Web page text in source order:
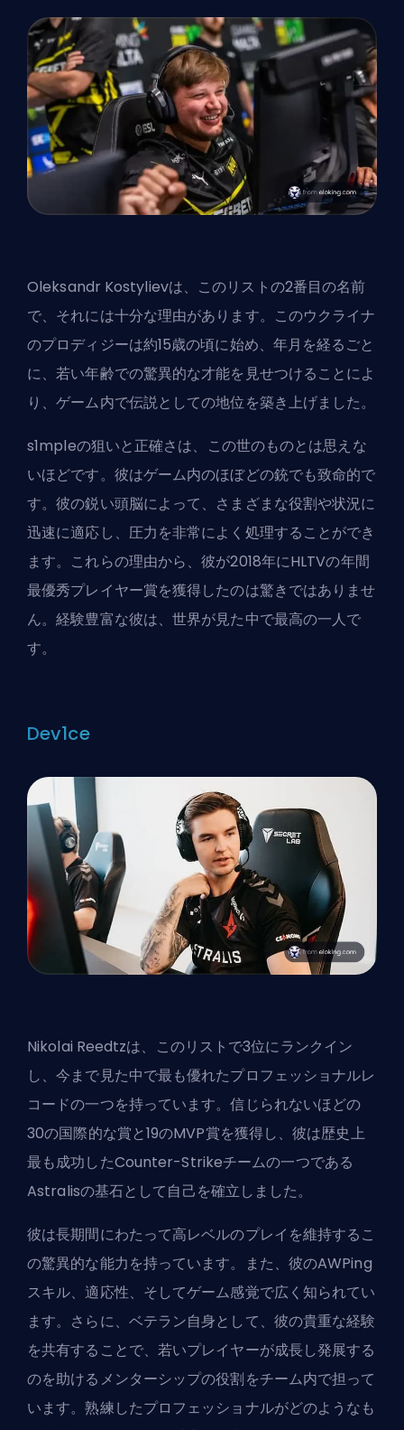
Oleksandr Kostylievは、このリストの2番目の名前
で、それには十分な理由があります。このウクライナ
のプロディジーは約15歳の頃に始め、年月を経るごと
に、若い年齢での驚異的な才能を見せつけることによ
り、ゲーム内で伝説としての地位を築き上げました。
s1mpleの狙いと正確さは、この世のものとは思えな
いほどです。彼はゲーム内のほぼどの銃でも致命的で
す。彼の鋭い頭脳によって、さまざまな役割や状況に
迅速に適応し、圧力を非常によく処理することができ
ます。これらの理由から、彼が2018年にHLTVの年間
最優秀プレイヤー賞を獲得したのは驚きではありませ
ん。経験豊富な彼は、世界が見た中で最高の一人で
す。
Dev1ce
Nikolai Reedtzは、このリストで3位にランクイン
し、今まで見た中で最も優れたプロフェッショナルレ
コードの一つを持っています。信じられないほどの
30の国際的な賞と19のMVP賞を獲得し、彼は歴史上
最も成功したCounter-Strikeチームの一つである
Astralisの基石として自己を確立しました。
彼は長期間にわたって高レベルのプレイを維持するこ
の驚異的な能力を持っています。また、彼のAWPing
スキル、適応性、そしてゲーム感覚で広く知られてい
ます。さらに、ベテラン自身として、彼の貴重な経験
を共有することで、若いプレイヤーが成長し発展する
のを助けるメンターシップの役割をチーム内で担って
います。熟練したプロフェッショナルがどのようなも